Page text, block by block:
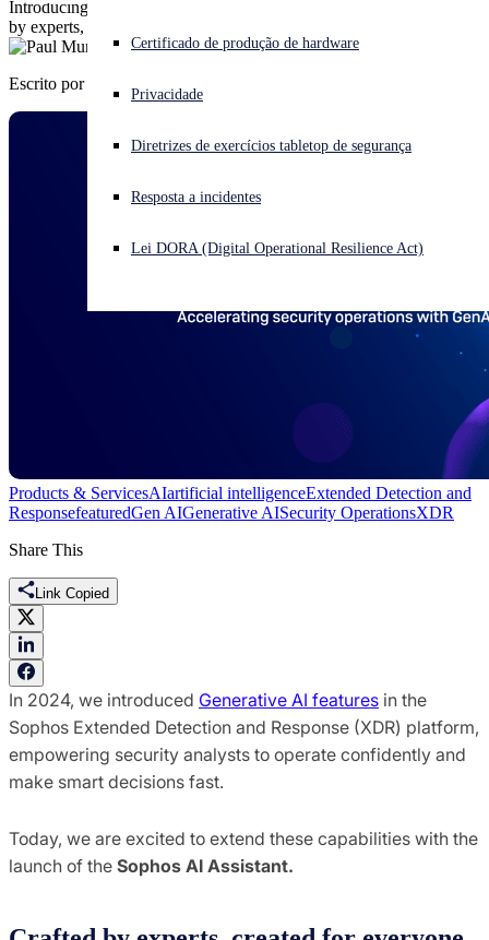
Enfrentando um ataque cibernético? Obtenha ajuda imediata
Português (Brasil) Open language switcher
Certificado de produção de hardware
Privacidade
Diretrizes de exercícios tabletop de segurança
Resposta a incidentes
Lei DORA (Digital Operational Resilience Act)
Introducing the powerful new AI Assistant in Sophos XDR. Crafted
by experts, created for everyone.
Escrito por
Products & ServicesAIartificial intelligenceExtended Detection and
ResponsefeaturedGen AIGenerative AISecurity OperationsXDR
Share This
Link Copied
In 2024, we introduced Generative AI features in the
Sophos Extended Detection and Response (XDR) platform,
empowering security analysts to operate confidently and
make smart decisions fast.
Today, we are excited to extend these capabilities with the
launch of the Sophos AI Assistant.